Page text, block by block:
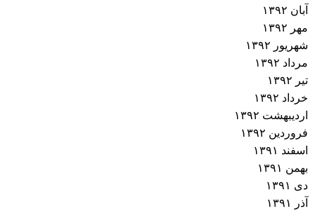
آبان ۱۳۹۲
مهر ۱۳۹۲
شهریور ۱۳۹۲
مرداد ۱۳۹۲
تیر ۱۳۹۲
خرداد ۱۳۹۲
اردیبهشت ۱۳۹۲
فروردین ۱۳۹۲
اسفند ۱۳۹۱
بهمن ۱۳۹۱
دی ۱۳۹۱
آذر ۱۳۹۱